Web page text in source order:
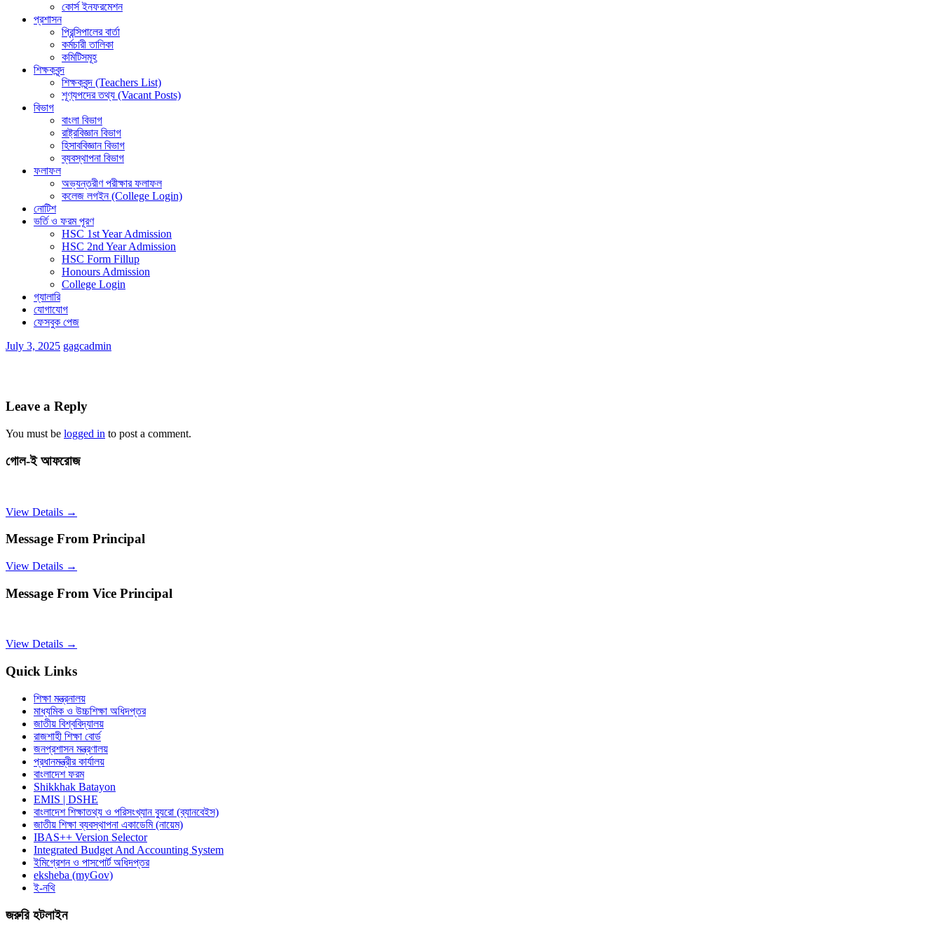
কোর্স ইনফরমেশন
প্রশাসন
প্রিন্সিপালের বার্তা
কর্মচারী তালিকা
কমিটিসমূহ
শিক্ষকবৃন্দ
শিক্ষকবৃন্দ (Teachers List)
শূণ্যপদের তথ্য (Vacant Posts)
বিভাগ
বাংলা বিভাগ
রাষ্ট্রবিজ্ঞান বিভাগ
হিসাববিজ্ঞান বিভাগ
ব্যবস্থাপনা বিভাগ
ফলাফল
অভ্যন্তরীণ পরীক্ষার ফলাফল
কলেজ লগইন (College Login)
নোটিশ
ভর্তি ও ফরম পূরণ
HSC 1st Year Admission
HSC 2nd Year Admission
HSC Form Fillup
Honours Admission
College Login
গ্যালারি
যোগাযোগ
ফেসবুক পেজ
July 3, 2025 gagcadmin
Leave a Reply
You must be logged in to post a comment.
গোল-ই আফরোজ
View Details →
Message From Principal
View Details →
Message From Vice Principal
View Details →
Quick Links
শিক্ষা মন্ত্রনালয়
মাধ্যমিক ও উচ্চশিক্ষা অধিদপ্তর
জাতীয় বিশ্ববিদ্যালয়
রাজশাহী শিক্ষা বোর্ড
জনপ্রশাসন মন্ত্রণালয়
প্রধানমন্ত্রীর কার্যালয়
বাংলাদেশ ফরম
Shikkhak Batayon
EMIS | DSHE
বাংলাদেশ শিক্ষাতথ্য ও পরিসংখ্যান ব্যুরো (ব্যানবেইস)
জাতীয় শিক্ষা ব্যবস্থাপনা একাডেমি (নায়েম)
IBAS++ Version Selector
Integrated Budget And Accounting System
ইমিগ্রেশন ও পাসপোর্ট অধিদপ্তর
eksheba (myGov)
ই-নথি
জরুরি হটলাইন